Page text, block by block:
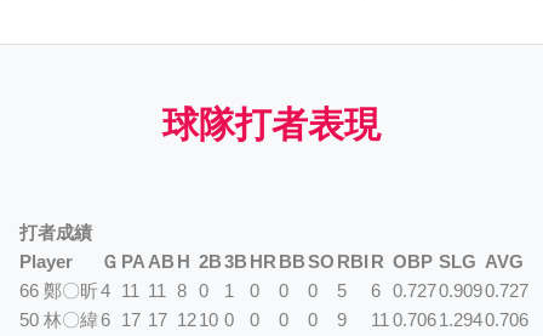
球隊打者表現
打者成績
Player
Ｇ PA AB H 2B3B HR BBSO RBI R OBP SLG AVG
66 鄭〇昕4 11 11 8 0 1 0 0 0 5 6 0.7270.9090.727
50 林〇緯6 17 17 1210 0 0 0 0 9 11 0.7061.2940.706